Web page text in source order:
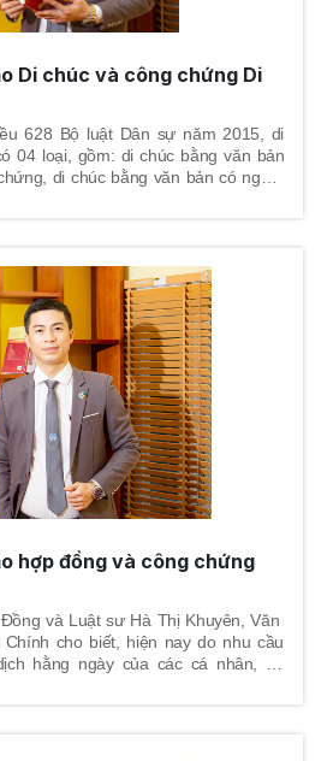
Di chúc và công chứng Di
628 Bộ luật Dân sự năm 2015, di
04 loại, gồm: di chúc bằng văn bản
di chúc bằng văn bản có người
bảo tính hợp pháp của di chúc.
hợp đồng và công chứng
và Luật sư Hà Thị Khuyên, Văn
cho biết, hiện nay do nhu cầu
hằng ngày của các cá nhân, cơ